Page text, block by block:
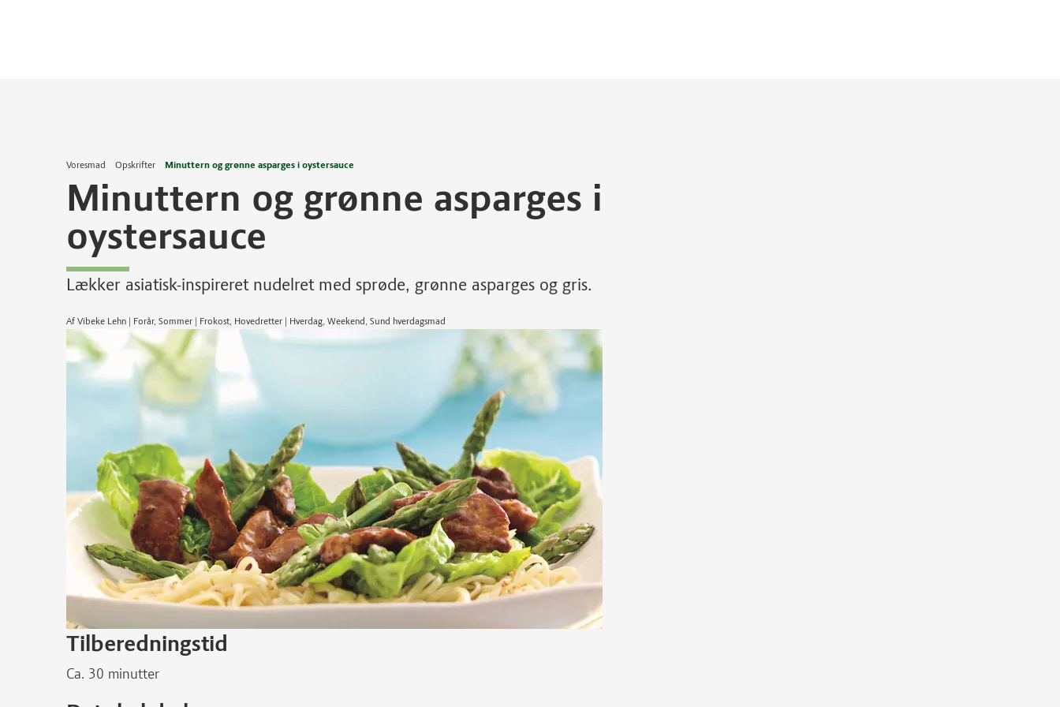
Voresmad Opskrifter Minuttern og grønne asparges i oystersauce
Minuttern og grønne asparges i
oystersauce
Lækker asiatisk-inspireret nudelret med sprøde, grønne asparges og gris.
Af Vibeke Lehn | Forår, Sommer | Frokost, Hovedretter | Hverdag, Weekend, Sund hverdagsmad
Tilberedningstid
Ca. 30 minutter